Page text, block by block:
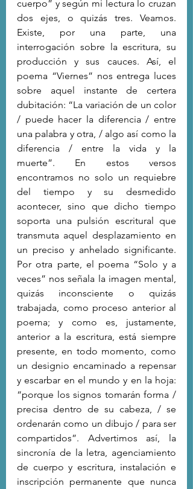
cuerpo” y según mi lectura lo cruzan
dos ejes, o quizás tres. Veamos.
Existe, por una parte, una
interrogación sobre la escritura, su
producción y sus cauces. Así, el
poema “Viernes” nos entrega luces
sobre aquel instante de certera
dubitación: “La variación de un color
/ puede hacer la diferencia / entre
una palabra y otra, / algo así como la
diferencia / entre la vida y la
muerte”. En estos versos
encontramos no solo un requiebre
del tiempo y su desmedido
acontecer, sino que dicho tiempo
soporta una pulsión escritural que
transmuta aquel desplazamiento en
un preciso y anhelado significante.
Por otra parte, el poema “Solo y a
veces” nos señala la imagen mental,
quizás inconsciente o quizás
trabajada, como proceso anterior al
poema; y como es, justamente,
anterior a la escritura, está siempre
presente, en todo momento, como
un designio encaminado a repensar
y escarbar en el mundo y en la hoja:
“porque los signos tomarán forma /
precisa dentro de su cabeza, / se
ordenarán como un dibujo / para ser
compartidos”. Advertimos así, la
sincronía de la letra, agenciamiento
de cuerpo y escritura, instalación e
inscripción permanente que nunca